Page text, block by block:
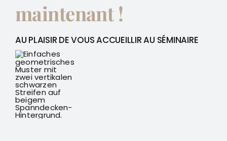
maintenant !
AU PLAISIR DE VOUS ACCUEILLIR AU SÉMINAIRE